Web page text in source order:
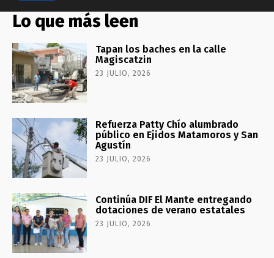
Lo que más leen
Tapan los baches en la calle
Magiscatzin
23 JULIO, 2026
Refuerza Patty Chío alumbrado
público en Ejidos Matamoros y San
Agustín
23 JULIO, 2026
Continúa DIF El Mante entregando
dotaciones de verano estatales
23 JULIO, 2026